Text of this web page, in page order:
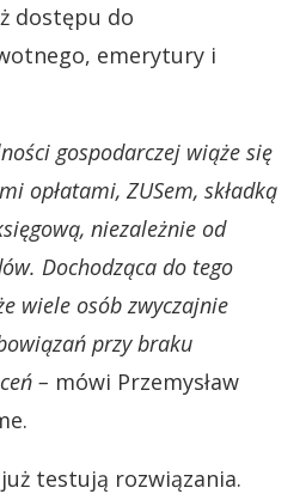
dostępu do
emerytury i
gospodarczej wiąże się
opłatami, ZUSem, składką
niezależnie od
Dochodząca do tego
wiele osób zwyczajnie
przy braku
– mówi Przemysław
testują rozwiązania.